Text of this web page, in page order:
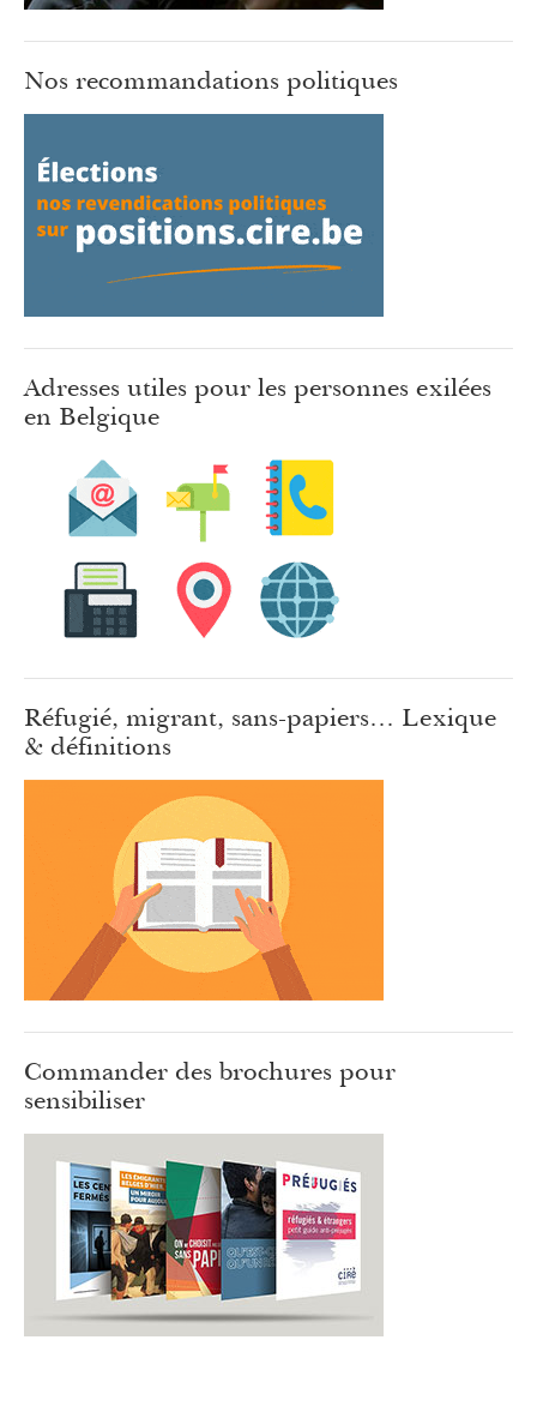
Nos recommandations politiques
Adresses utiles pour les personnes exilées
en Belgique
Réfugié, migrant, sans-papiers… Lexique
& définitions
Commander des brochures pour
sensibiliser